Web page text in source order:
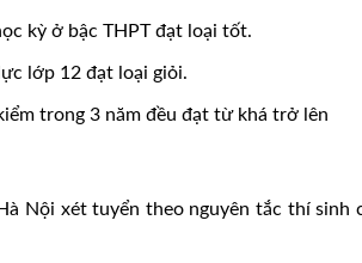
kỳ ở bậc THPT đạt loại tốt.
lớp 12 đạt loại giỏi.
trong 3 năm đều đạt từ khá trở lên
Nội xét tuyển theo nguyên tắc thí sinh